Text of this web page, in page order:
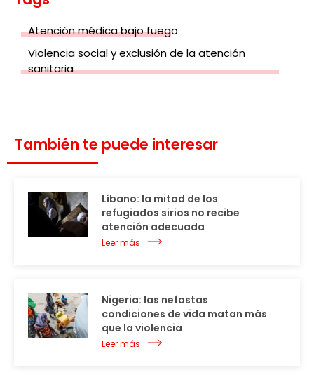
Atención médica bajo fuego
Violencia social y exclusión de la atención
sanitaria
También te puede interesar
Líbano: la mitad de los
refugiados sirios no recibe
atención adecuada
Leer más
Nigeria: las nefastas
condiciones de vida matan más
que la violencia
Leer más